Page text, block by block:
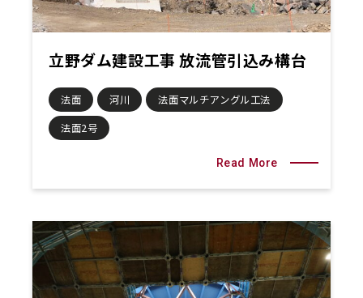
立野ダム建設工事 放流管引込み構台
法面 河川
法面マルチアングル工法
法面2号
Read More